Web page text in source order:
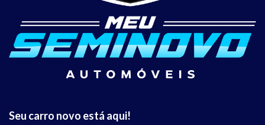
Seu carro novo está aqui!